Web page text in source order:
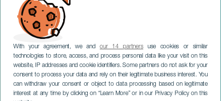
With your agreement, we andour 14 partnersuse cookies or similar
technologies to store, access, and process personal data like your visit on this
website, IP addresses and cookie identifiers. Some partners do not ask for your
consent to process your data and rely on their legitimate business interest. You
can withdraw your consent or object to data processing based on legitimate
interest at any time by clicking on “Learn More” or in our Privacy Policy on this
V Rencontres du Festival
TENERIFE